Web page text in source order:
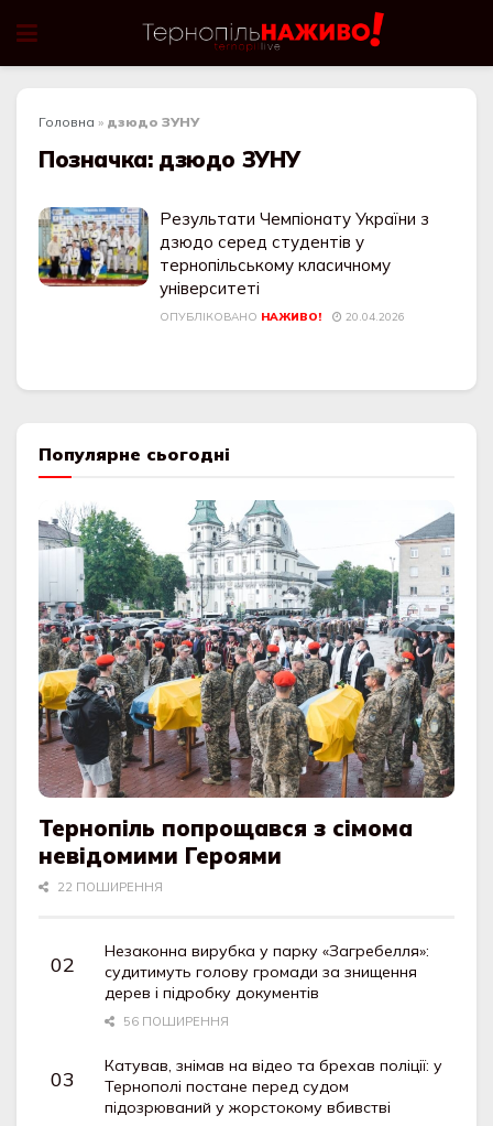
Головна » дзюдо ЗУНУ
Позначка: дзюдо ЗУНУ
Результати Чемпіонату України з
дзюдо серед студентів у
тернопільському класичному
університеті
ОПУБЛІКОВАНО НАЖИВО! 20.04.2026
Популярне сьогодні
Тернопіль попрощався з сімома
невідомими Героями
22 ПОШИРЕННЯ
Незаконна вирубка у парку «Загребелля»:
судитимуть голову громади за знищення
дерев і підробку документів
56 ПОШИРЕННЯ
Катував, знімав на відео та брехав поліції: у
Тернополі постане перед судом
підозрюваний у жорстокому вбивстві